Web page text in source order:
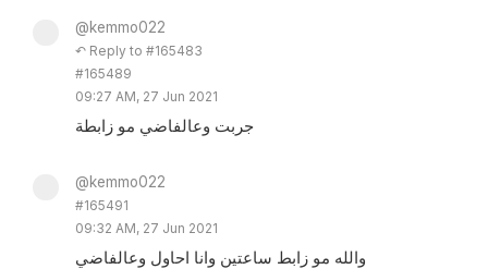
@kemmo022
↶ Reply to #165483
#165489
09:27 AM, 27 Jun 2021
جربت وعالفاضي مو زابطة
@kemmo022
#165491
09:32 AM, 27 Jun 2021
والله مو زابط ساعتين وانا احاول وعالفاضي